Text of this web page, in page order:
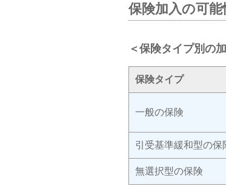
保険加入の可能
＜保険タイプ別の
保険タイプ
一般の保険
引受基準緩和型の保
無選択型の保険